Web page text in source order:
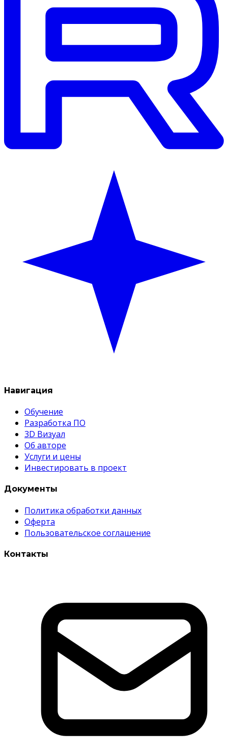
Навигация
Обучение
Разработка ПО
3D Визуал
Об авторе
Услуги и цены
Инвестировать в проект
Документы
Политика обработки данных
Оферта
Пользовательское соглашение
Контакты